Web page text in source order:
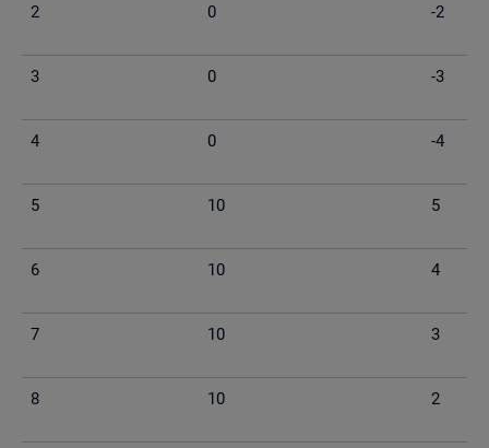
2 0 -2
3 0 -3
4 0 -4
5 10 5
6 10 4
7 10 3
8 10 2